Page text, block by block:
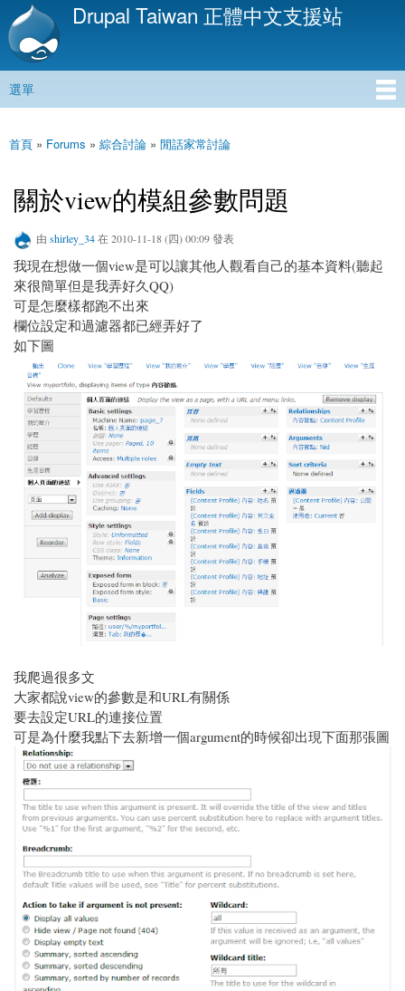
移
內
Drupal Taiwan 正體中文支援站
主選單
選單
您在這裡
首頁 » Forums » 綜合討論 » 閒話家常討論
關於view的模組參數問題
由 shirley_34在 2010-11-18 (四) 00:09 發表
我現在想做一個view是可以讓其他人觀看自己的基本資料(聽起
來很簡單但是我弄好久QQ)
可是怎麼樣都跑不出來
欄位設定和過濾器都已經弄好了
如下圖
我爬過很多文
大家都說view的參數是和URL有關係
要去設定URL的連接位置
可是為什麼我點下去新增一個argument的時候卻出現下面那張圖